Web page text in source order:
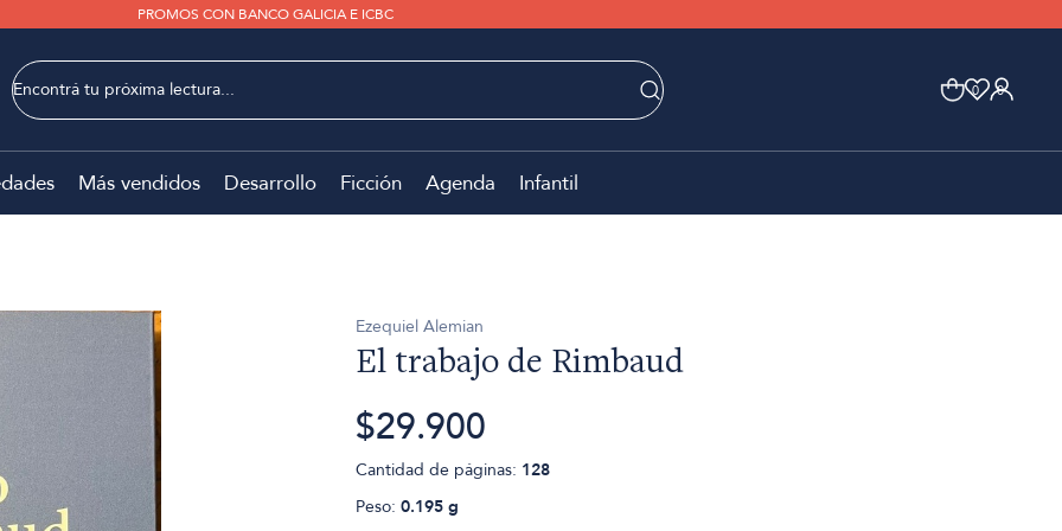
PROMOS CON BANCO GALICIA E ICBC
0 0
Más vendidos Desarrollo Ficción Agenda Infantil
Ezequiel Alemian
El trabajo de Rimbaud
$29.900
Cantidad de páginas: 128
Peso: 0.195 g